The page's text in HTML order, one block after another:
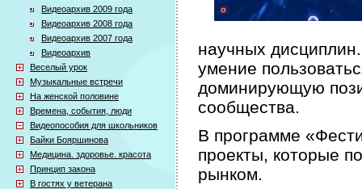
Видеоархив 2009 года
Видеоархив 2008 года
Видеоархив 2007 года
Видеоархив
Веселый урок
Музыкальные встречи
На женской половине
Времена, события, люди
Видеопособия для школьников
Байки Бояршинова
Медицина. здоровье. красота
Принцип закона
В гостях у ветерана
научных
умение
доминирующую
сообщества.
В программе
проекты, которые
рынком.